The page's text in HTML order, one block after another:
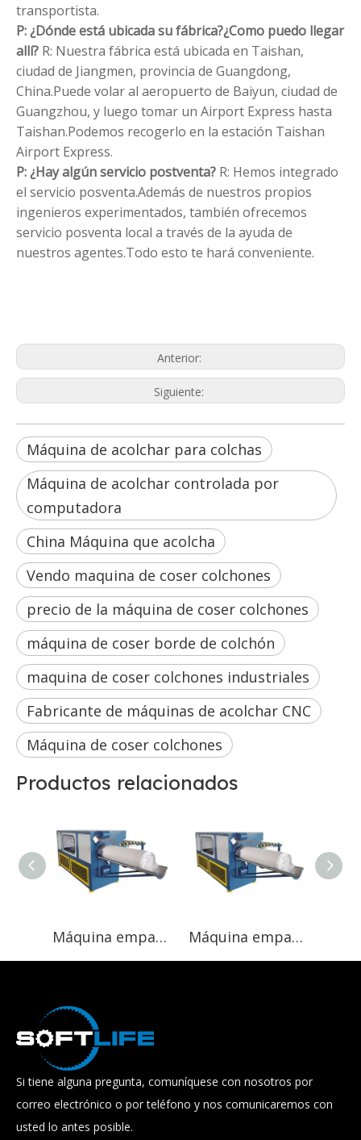
transportista.
P: ¿Dónde está ubicada su fábrica?¿Como puedo llegar
allí? R: Nuestra fábrica está ubicada en Taishan,
ciudad de Jiangmen, provincia de Guangdong,
China.Puede volar al aeropuerto de Baiyun, ciudad de
Guangzhou, y luego tomar un Airport Express hasta
Taishan.Podemos recogerlo en la estación Taishan
Airport Express.
P: ¿Hay algún servicio postventa? R: Hemos integrado
el servicio posventa.Además de nuestros propios
ingenieros experimentados, también ofrecemos
servicio posventa local a través de la ayuda de
nuestros agentes.Todo esto te hará conveniente.
Anterior:
Siguiente:
Máquina de acolchar para colchas
Máquina de acolchar controlada por
computadora
China Máquina que acolcha
Vendo maquina de coser colchones
precio de la máquina de coser colchones
máquina de coser borde de colchón
maquina de coser colchones industriales
Fabricante de máquinas de acolchar CNC
Máquina de coser colchones
Productos relacionados
Máquina empacadora automática de colchones Roll-Packing CE de alta eficiencia del fabricante Máquina empacadora comprimida para colchón de espuma de látex, operación simple, productos nuevos
Si tiene alguna pregunta, comuníquese con nosotros por
correo electrónico o por teléfono y nos comunicaremos con
usted lo antes posible.